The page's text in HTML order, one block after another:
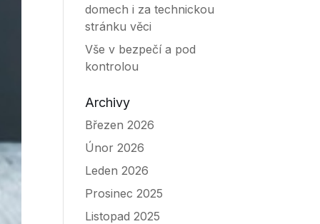
domech i za technickou
stránku věci
Vše v bezpečí a pod
kontrolou
Archivy
Březen 2026
Únor 2026
Leden 2026
Prosinec 2025
Listopad 2025